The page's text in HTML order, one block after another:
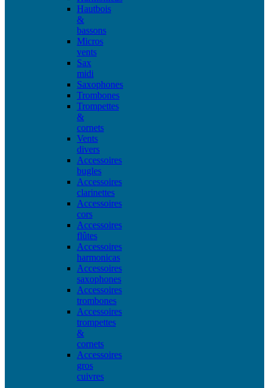
Hautbois
&
bassons
Micros
vents
Sax
midi
Saxophones
Trombones
Trompettes
&
cornets
Vents
divers
Accessoires
bugles
Accessoires
clarinettes
Accessoires
cors
Accessoires
flûtes
Accessoires
harmonicas
Accessoires
saxophones
Accessoires
trombones
Accessoires
trompettes
&
cornets
Accessoires
gros
cuivres